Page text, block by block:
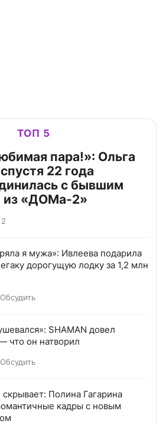
ТОП 5
пара!»: Ольга
22 года
с бывшим
из «ДОМа-2»
2
я мужа»: Ивлеева подарила
дорогущую лодку за 1,2 млн
Обсудить
SHAMAN довел
что он натворил
Обсудить
Полина Гагарина
кадры с новым